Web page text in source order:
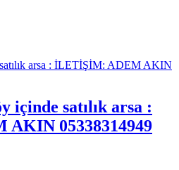
içinde satılık arsa :
05338314949